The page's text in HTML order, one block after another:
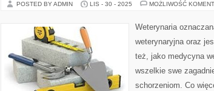
POSTED BY ADMIN LIS - 30 - 2025 MOŻLIWOŚĆ
Weterynaria
weterynaryjna oraz
też, jako medycyna
wszelkie swe
schorzeniom. Co